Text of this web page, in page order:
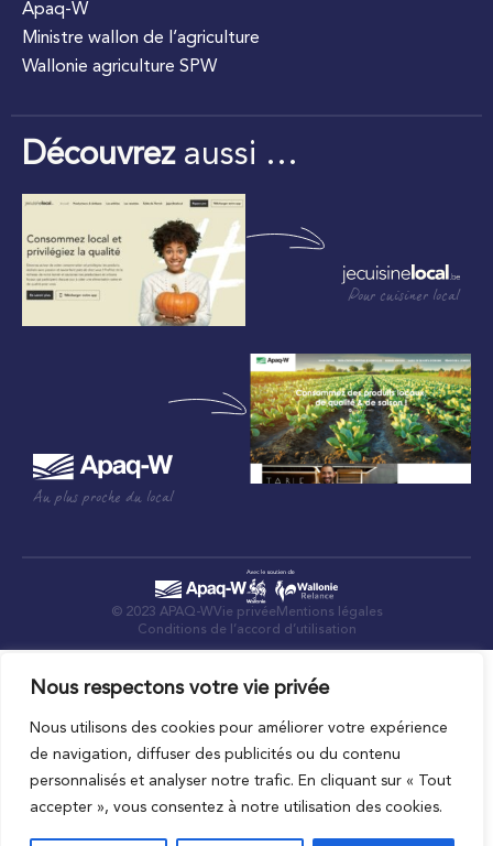
Nous respectons votre vie privée
Nous utilisons des cookies pour améliorer votre expérience
de navigation, diffuser des publicités ou du contenu
personnalisés et analyser notre trafic. En cliquant sur « Tout
accepter », vous consentez à notre utilisation des cookies.
Apaq-W
Ministre wallon de l’agriculture
Wallonie agriculture SPW
Découvrezaussi …
Pour cuisiner local
Au plus proche du local
© 2023 APAQ-WVie privée Mentions légales
Conditions de l’accord d’utilisation